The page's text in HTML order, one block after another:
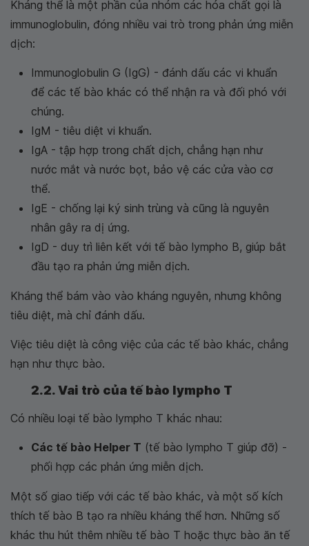
Kháng thể là một phần của nhóm các hóa chất gọi là
immunoglobulin, đóng nhiều vai trò trong phản ứng miễn
dịch:
Immunoglobulin G (IgG) - đánh dấu các vi khuẩn
để các tế bào khác có thể nhận ra và đối phó với
chúng.
IgM - tiêu diệt vi khuẩn.
IgA - tập hợp trong chất dịch, chẳng hạn như
nước mắt và nước bọt, bảo vệ các cửa vào cơ
thể.
IgE - chống lại ký sinh trùng và cũng là nguyên
nhân gây ra dị ứng.
IgD - duy trì liên kết với tế bào lympho B, giúp bắt
đầu tạo ra phản ứng miễn dịch.
Kháng thể bám vào vào kháng nguyên, nhưng không
tiêu diệt, mà chỉ đánh dấu.
Việc tiêu diệt là công việc của các tế bào khác, chẳng
hạn như thực bào.
2.2. Vai trò của tế bào lympho T
Có nhiều loại tế bào lympho T khác nhau:
Các tế bào Helper T (tế bào lympho T giúp đỡ) -
phối hợp các phản ứng miễn dịch.
Một số giao tiếp với các tế bào khác, và một số kích
thích tế bào B tạo ra nhiều kháng thể hơn. Những số
khác thu hút thêm nhiều tế bào T hoặc thực bào ăn tế